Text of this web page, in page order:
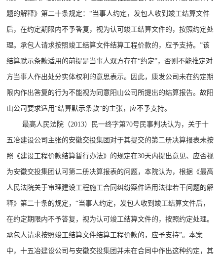
题的解释》第二十条规定：“当事人约定，发包人收到竣工结算文件
后，在约定期限内不予答复，视为认可竣工结算文件的，按照约定处
理。承包人请求按照竣工结算文件结算工程价款的，应予支持。”该
结算默示条款适用的前提是当事人双方存在“约定”，否则不能推定对
方当事人作出处分实体权利的意思表示。因此，康发公司未在约定期
限内作出答复的行为不能视为同意阳山公司所提出的结算报告。故阳
山公司要求适用“结算默示条款”的主张，应不予支持。
最高人民法院（2013）民一终字第70号民事判决认为，关于十
五冶建设公司主张的安徽交投集团对于其提交的第二册决算报表未按
照《建设工程价款结算暂行办法》的规定在30天内提出意见、应否视
为安徽交投集团认可第二册决算报表的问题，本院认为，根据《最高
人民法院关于审理建设工程施工合同纠纷案件适用法律若干问题的解
释》第二十条的规定，“当事人约定，发包人收到竣工结算文件后，
在约定期限内不予答复，视为认可竣工结算文件的，按照约定处理。
承包人请求按照竣工结算文件结算工程价款的，应予支持”。本案
中，十五冶建设公司与安徽交投集团并未在合同中作出这种约定，其